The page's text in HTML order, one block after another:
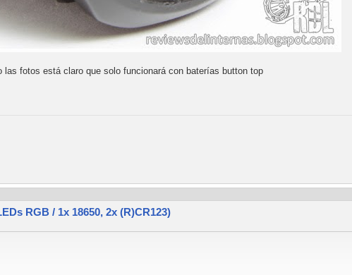
las fotos está claro que solo funcionará con baterías button top
RGB / 1x 18650, 2x (R)CR123)